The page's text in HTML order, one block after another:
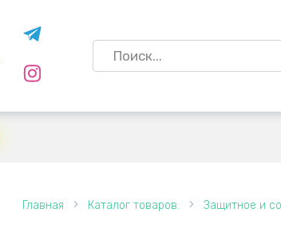
Search
Главная Каталог товаров. Защитное и